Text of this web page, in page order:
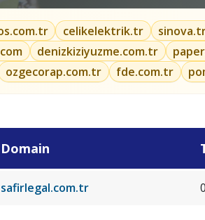
celikelektrik.tr
denizkiziyuzme.com.tr
ozgecorap.com.tr fde.com.tr
Domain
safirlegal.com.tr